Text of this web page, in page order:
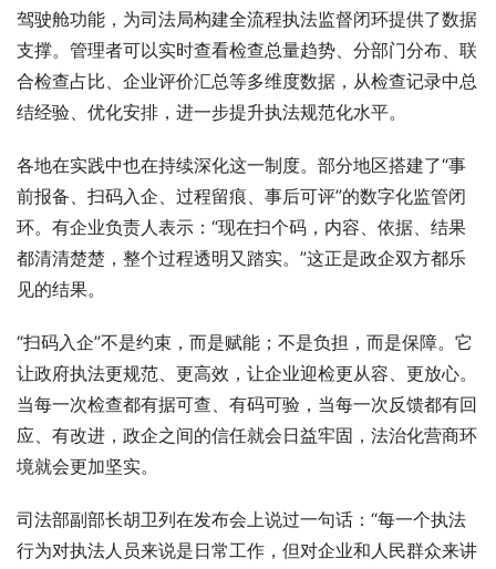
驾驶舱功能，为司法局构建全流程执法监督闭环提供了数据
支撑。管理者可以实时查看检查总量趋势、分部门分布、联
合检查占比、企业评价汇总等多维度数据，从检查记录中总
结经验、优化安排，进一步提升执法规范化水平。
各地在实践中也在持续深化这一制度。部分地区搭建了“事
前报备、扫码入企、过程留痕、事后可评”的数字化监管闭
环。有企业负责人表示：“现在扫个码，内容、依据、结果
都清清楚楚，整个过程透明又踏实。”这正是政企双方都乐
见的结果。
“扫码入企”不是约束，而是赋能；不是负担，而是保障。它
让政府执法更规范、更高效，让企业迎检更从容、更放心。
当每一次检查都有据可查、有码可验，当每一次反馈都有回
应、有改进，政企之间的信任就会日益牢固，法治化营商环
境就会更加坚实。
司法部副部长胡卫列在发布会上说过一句话：“每一个执法
行为对执法人员来说是日常工作，但对企业和人民群众来讲